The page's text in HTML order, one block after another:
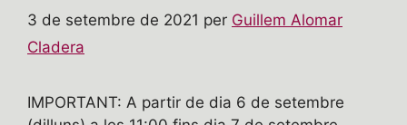
3 de setembre de 2021 per Guillem Alomar
Cladera
IMPORTANT: A partir de dia 6 de setembre